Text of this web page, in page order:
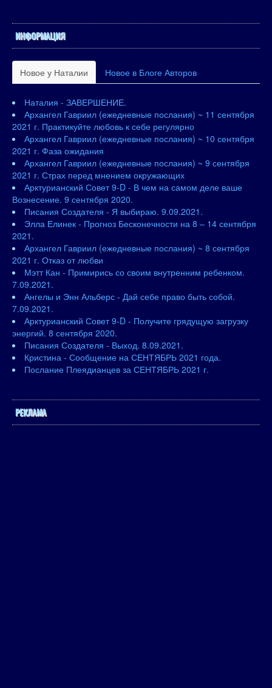
ИНФОРМАЦИЯ
Новое у Наталии Новое в Блоге Авторов
Наталия - ЗАВЕРШЕНИЕ.
Архангел Гавриил (ежедневные послания) ~ 11 сентября
2021 г. Практикуйте любовь к себе регулярно
Архангел Гавриил (ежедневные послания) ~ 10 сентября
2021 г. Фаза ожидания
Архангел Гавриил (ежедневные послания) ~ 9 сентября
2021 г. Страх перед мнением окружающих
Арктурианский Совет 9-D - В чем на самом деле ваше
Вознесение. 9 сентября 2020.
Писания Создателя - Я выбираю. 9.09.2021.
Элла Елинек - Прогноз Бесконечности на 8 – 14 сентября
2021.
Архангел Гавриил (ежедневные послания) ~ 8 сентября
2021 г. Отказ от любви
Мэтт Кан - Примирись со своим внутренним ребенком.
7.09.2021.
Ангелы и Энн Альберс - Дай себе право быть собой.
7.09.2021.
Арктурианский Совет 9-D - Получите грядущую загрузку
энергий. 8 сентября 2020.
Писания Создателя - Выход. 8.09.2021.
Кристина - Сообщение на СЕНТЯБРЬ 2021 года.
Послание Плеядианцев за СЕНТЯБРЬ 2021 г.
РЕКЛАМА